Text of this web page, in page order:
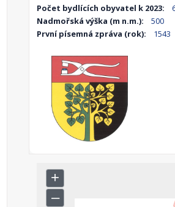
Počet bydlících obyvatel k 2023:
Nadmořská výška (m n.m.):
500
První písemná zpráva (rok):
1543